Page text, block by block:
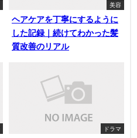
美容
ヘアケアを丁寧にするように
した記録｜続けてわかった髪
質改善のリアル
ドラマ